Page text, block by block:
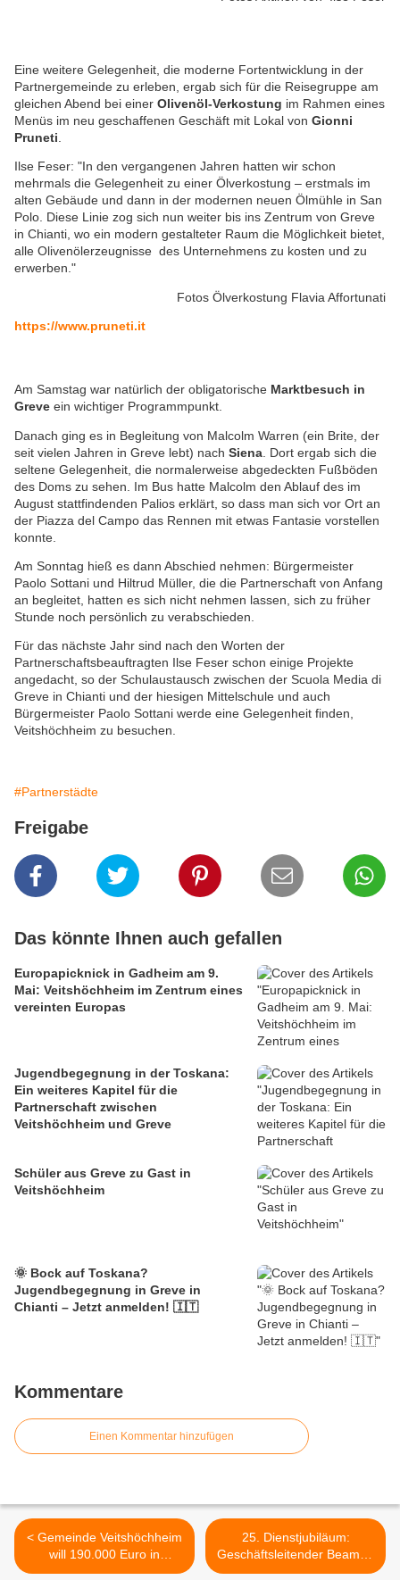
Eine weitere Gelegenheit, die moderne Fortentwicklung in der
Partnergemeinde zu erleben, ergab sich für die Reisegruppe am
gleichen Abend bei einer Olivenöl-Verkostung im Rahmen eines
Menüs im neu geschaffenen Geschäft mit Lokal von Gionni
Pruneti
Ilse Feser: "In den vergangenen Jahren hatten wir schon
mehrmals die Gelegenheit zu einer Ölverkostung – erstmals im
alten Gebäude und dann in der modernen neuen Ölmühle in San
Polo. Diese Linie zog sich nun weiter bis ins Zentrum von Greve
in Chianti, wo ein modern gestalteter Raum die Möglichkeit bietet,
alle Olivenölerzeugnisse des Unternehmens zu kosten und zu
erwerben."
Fotos Ölverkostung Flavia Affortunati
https://www.pruneti.it
Am Samstag war natürlich der obligatorische Marktbesuch in
Greve ein wichtiger Programmpunkt.
Danach ging es in Begleitung von Malcolm Warren (ein Brite, der
seit vielen Jahren in Greve lebt) nach Siena . Dort ergab sich die
seltene Gelegenheit, die normalerweise abgedeckten Fußböden
des Doms zu sehen. Im Bus hatte Malcolm den Ablauf des im
August stattfindenden Palios erklärt, so dass man sich vor Ort an
der Piazza del Campo das Rennen mit etwas Fantasie vorstellen
konnte.
Am Sonntag hieß es dann Abschied nehmen: Bürgermeister
Paolo Sottani und Hiltrud Müller, die die Partnerschaft von Anfang
an begleitet, hatten es sich nicht nehmen lassen, sich zu früher
Stunde noch persönlich zu verabschieden.
Für das nächste Jahr sind nach den Worten der
Partnerschaftsbeauftragten Ilse Feser schon einige Projekte
angedacht, so der Schulaustausch zwischen der Scuola Media di
Greve in Chianti und der hiesigen Mittelschule und auch
Bürgermeister Paolo Sottani werde eine Gelegenheit finden,
Veitshöchheim zu besuchen.
#Partnerstädte
Freigabe
Das könnte Ihnen auch gefallen
Europapicknick in Gadheim am 9.
Mai: Veitshöchheim im Zentrum eines
vereinten Europas
Jugendbegegnung in der Toskana:
Ein weiteres Kapitel für die
Partnerschaft zwischen
Veitshöchheim und Greve
Schüler aus Greve zu Gast in
Veitshöchheim
🌞 Bock auf Toskana?
Jugendbegegnung in Greve in
Chianti – Jetzt anmelden! 🇮🇹
Kommentare
Einen Kommentar hinzufügen
< Gemeinde Veitshöchheim
will 190.000 Euro in
ökologische Verbesserung
25. Dienstjubiläum:
Geschäftsleitender Beamter
Daniel Stein fühlt sich im